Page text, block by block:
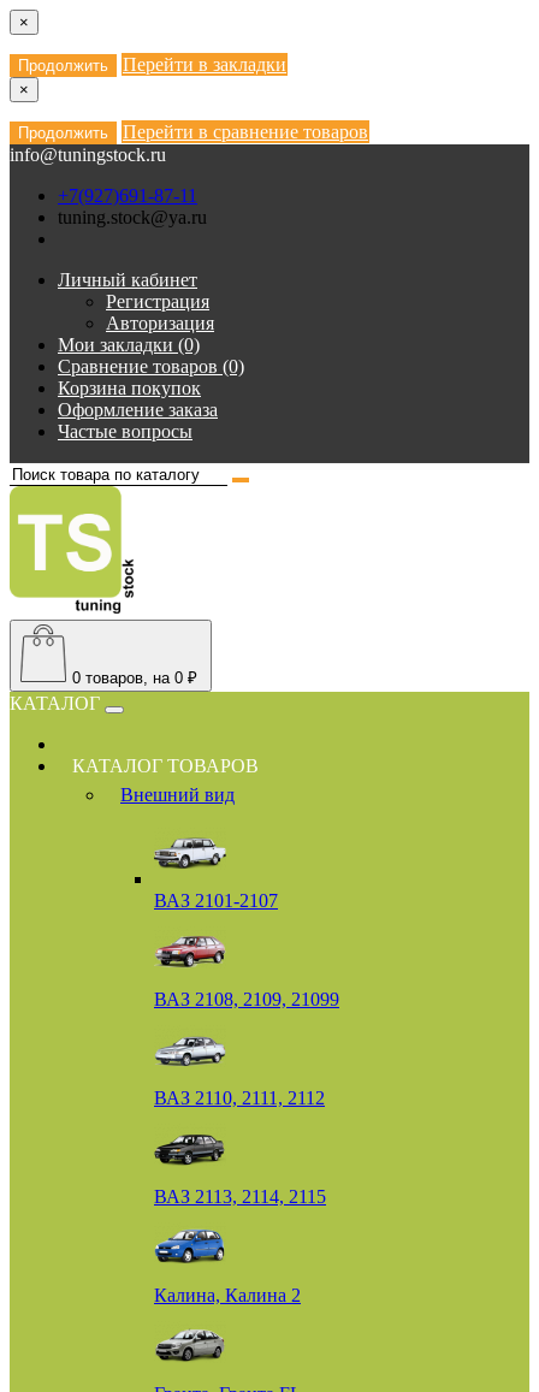
×
Продолжить Перейти в закладки
×
Продолжить
Перейти в сравнение товаров
info@tuningstock.ru
+7(927)691-87-11
tuning.stock@ya.ru
Личный кабинет
Регистрация
Авторизация
Мои закладки (0)
Сравнение товаров (0)
Корзина покупок
Оформление заказа
Частые вопросы
0 товаров, на 0 ₽
КАТАЛОГ
КАТАЛОГ ТОВАРОВ
Внешний вид
ВАЗ 2101-2107
ВАЗ 2108, 2109, 21099
ВАЗ 2110, 2111, 2112
ВАЗ 2113, 2114, 2115
Калина, Калина 2